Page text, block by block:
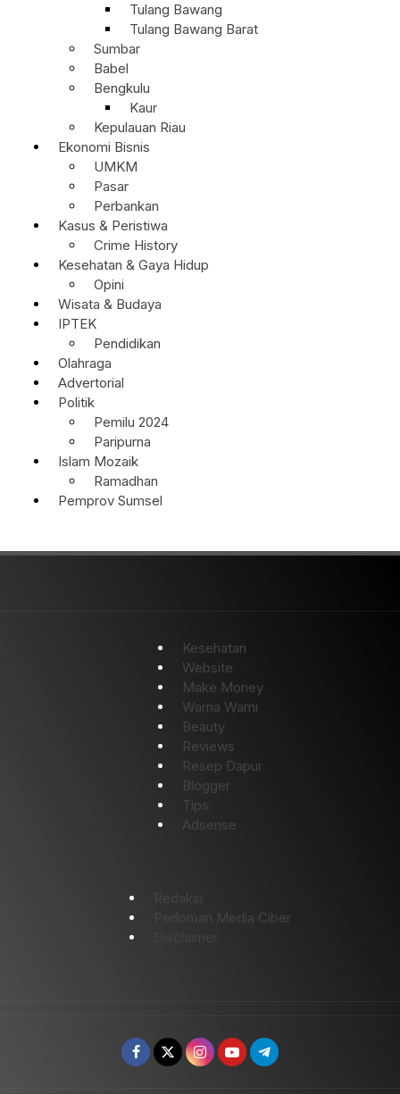
Tulang Bawang
Tulang Bawang Barat
Sumbar
Babel
Bengkulu
Kaur
Kepulauan Riau
Ekonomi Bisnis
UMKM
Pasar
Perbankan
Kasus & Peristiwa
Crime History
Kesehatan & Gaya Hidup
Opini
Wisata & Budaya
IPTEK
Pendidikan
Olahraga
Advertorial
Politik
Pemilu 2024
Paripurna
Islam Mozaik
Ramadhan
Pemprov Sumsel
Kesehatan
Website
Make Money
Warna Warni
Beauty
Reviews
Resep Dapur
Blogger
Tips
Adsense
Redaksi
Pedoman Media Ciber